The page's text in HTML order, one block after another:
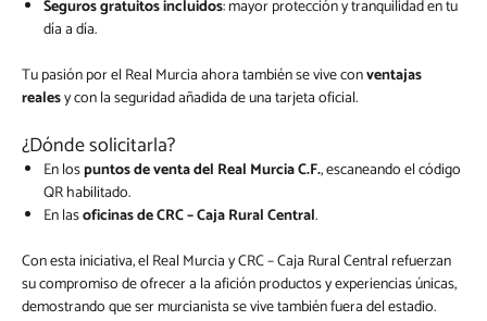
Seguros gratuitos incluidos: mayor protección y tranquilidad en tu
día a día.
Tu pasión por el Real Murcia ahora también se vive conventajas
realesy con la seguridad añadida de una tarjeta oficial.
¿Dónde solicitarla?
En lospuntos de venta del Real Murcia C.F., escaneando el código
QR habilitado.
En lasoficinas de CRC – Caja Rural Central.
Con esta iniciativa, el Real Murcia y CRC – Caja Rural Central refuerzan
su compromiso de ofrecer a la afición productos y experiencias únicas,
demostrando que ser murcianista se vive también fuera del estadio.